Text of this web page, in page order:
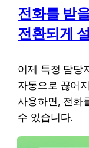
전화를 받
전환되게
이제 특정 담당
자동으로 끊어
사용하면, 전화
수 있습니다.